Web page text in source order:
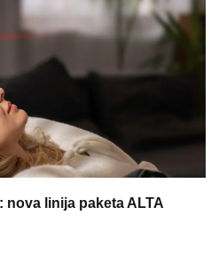
nova linija paketa ALTA